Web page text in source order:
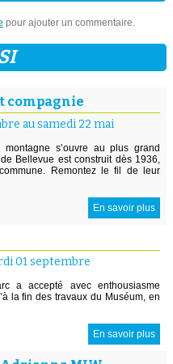
pour ajouter un commentaire.
compagnie
au samedi 22 mai
s’ouvre au plus grand
Bellevue est construit dès 1936,
Remontez le fil de leur
En savoir plus
01 septembre
a accepté avec enthousiasme
la fin des travaux du Muséum, en
En savoir plus